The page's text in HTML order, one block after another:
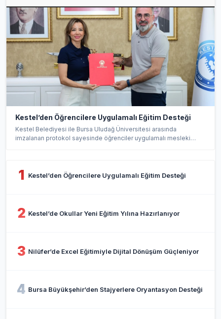
Kestel’den Öğrencilere Uygulamalı Eğitim Desteği
Kestel Belediyesi ile Bursa Uludağ Üniversitesi arasında
imzalanan protokol sayesinde öğrenciler uygulamalı mesleki
1 Kestel’den Öğrencilere Uygulamalı Eğitim Desteği
2 Kestel’de Okullar Yeni Eğitim Yılına Hazırlanıyor
3 Nilüfer’de Excel Eğitimiyle Dijital Dönüşüm Güçleniyor
4 Bursa Büyükşehir’den Stajyerlere Oryantasyon Desteği